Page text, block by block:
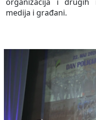
medija i građani.